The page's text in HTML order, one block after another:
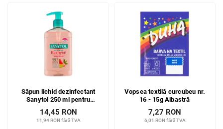
Săpun lichid dezinfectant
Sanytol 250 ml pentru
bucătărie
11,94 RON fără TVA
14,45 RON
Vopsea textilă curcubeu nr.
16 - 15g Albastră
6,01 RON fără TVA
7,27 RON